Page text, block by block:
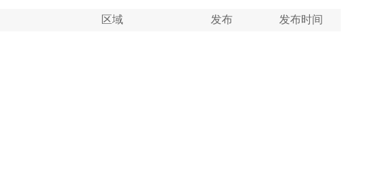
区域 发布 发布时间